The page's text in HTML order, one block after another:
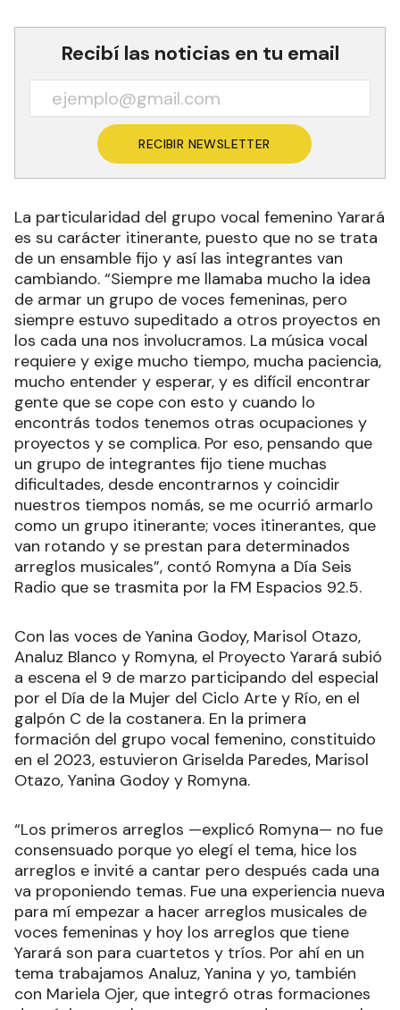
Recibí las noticias en tu email
RECIBIR NEWSLETTER
La particularidad del grupo vocal femenino Yarará
es su carácter itinerante, puesto que no se trata
de un ensamble fijo y así las integrantes van
cambiando. “Siempre me llamaba mucho la idea
de armar un grupo de voces femeninas, pero
siempre estuvo supeditado a otros proyectos en
los cada una nos involucramos. La música vocal
requiere y exige mucho tiempo, mucha paciencia,
mucho entender y esperar, y es difícil encontrar
gente que se cope con esto y cuando lo
encontrás todos tenemos otras ocupaciones y
proyectos y se complica. Por eso, pensando que
un grupo de integrantes fijo tiene muchas
dificultades, desde encontrarnos y coincidir
nuestros tiempos nomás, se me ocurrió armarlo
como un grupo itinerante; voces itinerantes, que
van rotando y se prestan para determinados
arreglos musicales”, contó Romyna a Día Seis
Radio que se trasmita por la FM Espacios 92.5.
Con las voces de Yanina Godoy, Marisol Otazo,
Analuz Blanco y Romyna, el Proyecto Yarará subió
a escena el 9 de marzo participando del especial
por el Día de la Mujer del Ciclo Arte y Río, en el
galpón C de la costanera. En la primera
formación del grupo vocal femenino, constituido
en el 2023, estuvieron Griselda Paredes, Marisol
Otazo, Yanina Godoy y Romyna.
“Los primeros arreglos —explicó Romyna— no fue
consensuado porque yo elegí el tema, hice los
arreglos e invité a cantar pero después cada una
va proponiendo temas. Fue una experiencia nueva
para mí empezar a hacer arreglos musicales de
voces femeninas y hoy los arreglos que tiene
Yarará son para cuartetos y tríos. Por ahí en un
tema trabajamos Analuz, Yanina y yo, también
con Mariela Ojer, que integró otras formaciones